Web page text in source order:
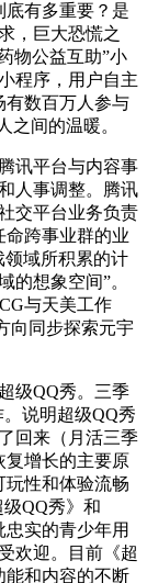
有多重要？是
，巨大恐慌之
物公益互助”小
程序，用户自主
有数百万人参与
之间的温暖。
讯平台与内容事
人事调整。腾讯
交平台业务负责
命跨事业群的业
领域所积累的计
的想象空间”。
与天美工作
向同步探索元宇
级QQ秀。三季
说明超级QQ秀
回来（月活三季
复增长的主要原
玩性和体验流畅
QQ秀》和
忠实的青少年用
欢迎。目前《超
能和内容的不断